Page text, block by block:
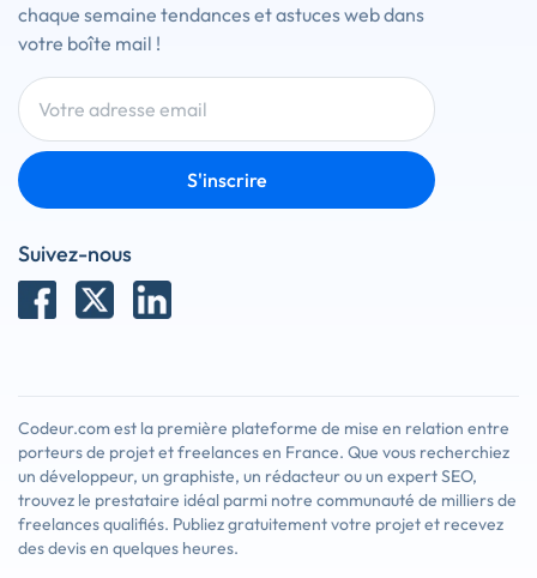
chaque semaine tendances et astuces web dans
votre boîte mail !
S'inscrire
Suivez-nous
Codeur.com est la première plateforme de mise en relation entre
porteurs de projet et freelances en France. Que vous recherchiez
un développeur, un graphiste, un rédacteur ou un expert SEO,
trouvez le prestataire idéal parmi notre communauté de milliers de
freelances qualifiés. Publiez gratuitement votre projet et recevez
des devis en quelques heures.